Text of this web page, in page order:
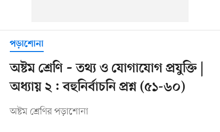
পড়াশোনা
অষ্টম শ্রেণি – তথ্য ও যোগাযোগ প্রযুক্তি |
অধ্যায় ২ : বহুনির্বাচনি প্রশ্ন (৫১-৬০)
অষ্টম শ্রেণির পড়াশোনা